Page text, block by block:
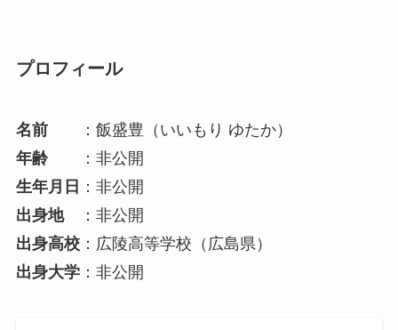
プロフィール
名前：飯盛豊（いいもり ゆたか）
年齢：非公開
生年月日 ：非公開
出身地：非公開
出身高校：広陵高等学校（広島県）
出身大学：非公開